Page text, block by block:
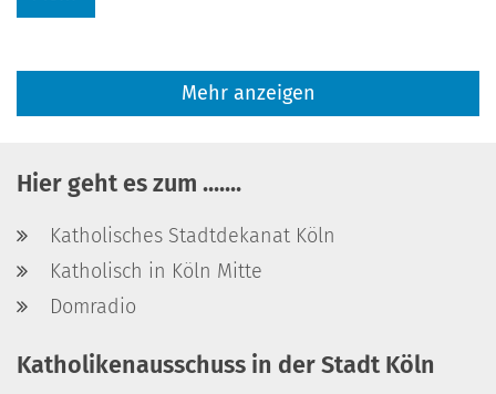
Mehr anzeigen
Hier geht es zum .......
Katholisches Stadtdekanat Köln
Katholisch in Köln Mitte
Domradio
Katholikenausschuss in der Stadt Köln